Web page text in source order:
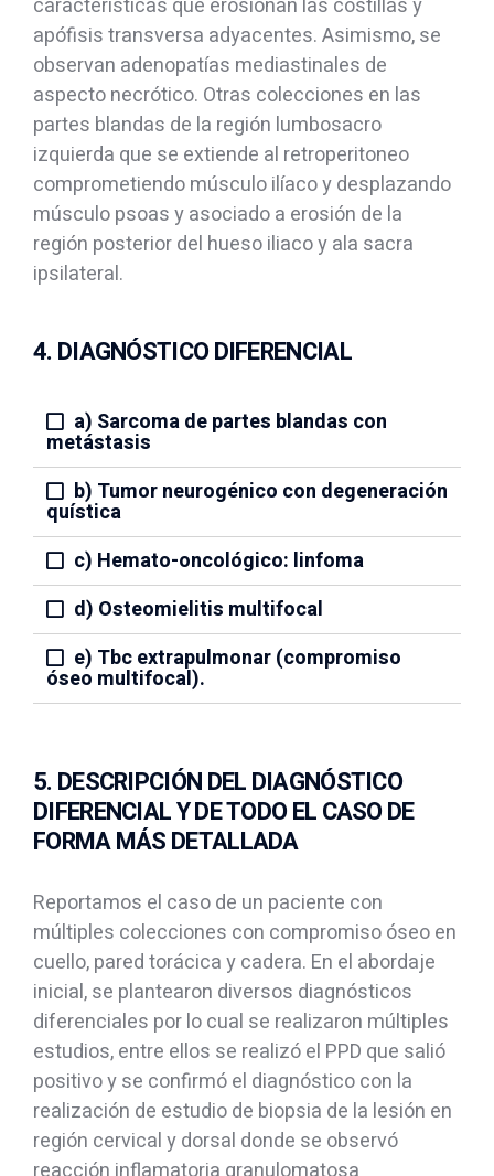
características que erosionan las costillas y
apófisis transversa adyacentes. Asimismo, se
observan adenopatías mediastinales de
aspecto necrótico. Otras colecciones en las
partes blandas de la región lumbosacro
izquierda que se extiende al retroperitoneo
comprometiendo músculo ilíaco y desplazando
músculo psoas y asociado a erosión de la
región posterior del hueso iliaco y ala sacra
ipsilateral.
4. DIAGNÓSTICO DIFERENCIAL
a) Sarcoma de partes blandas con
metástasis
b) Tumor neurogénico con degeneración
quística
c) Hemato-oncológico: linfoma
d) Osteomielitis multifocal
e) Tbc extrapulmonar (compromiso
óseo multifocal).
5. DESCRIPCIÓN DEL DIAGNÓSTICO
DIFERENCIAL Y DE TODO EL CASO DE
FORMA MÁS DETALLADA
Reportamos el caso de un paciente con
múltiples colecciones con compromiso óseo en
cuello, pared torácica y cadera. En el abordaje
inicial, se plantearon diversos diagnósticos
diferenciales por lo cual se realizaron múltiples
estudios, entre ellos se realizó el PPD que salió
positivo y se confirmó el diagnóstico con la
realización de estudio de biopsia de la lesión en
región cervical y dorsal donde se observó